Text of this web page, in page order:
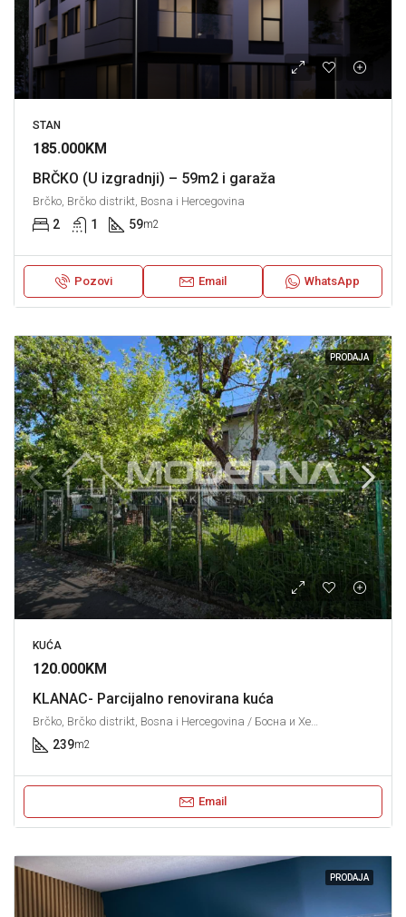
STAN
185.000KM
BRČKO (U izgradnji) – 59m2 i garaža
Brčko, Brčko distrikt, Bosna i Hercegovina
2 1 59m2
Pozovi Email WhatsApp
PRODAJA
KUĆA
120.000KM
KLANAC- Parcijalno renovirana kuća
Brčko, Brčko distrikt, Bosna i Hercegovina / Босна и Херцеговина
239m2
Email
PRODAJA